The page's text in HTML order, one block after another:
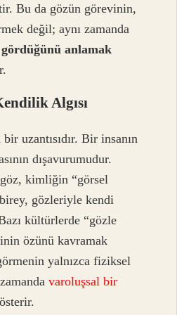
Bu da gözün görevinin,
değil; aynı zamanda
gördüğünü anlamak
Algısı
uzantısıdır. Bir insanın
dışavurumudur.
kimliğin “görsel
gözleriyle kendi
kültürlerde “gözle
özünü kavramak
yalnızca fiziksel
varoluşsal bir